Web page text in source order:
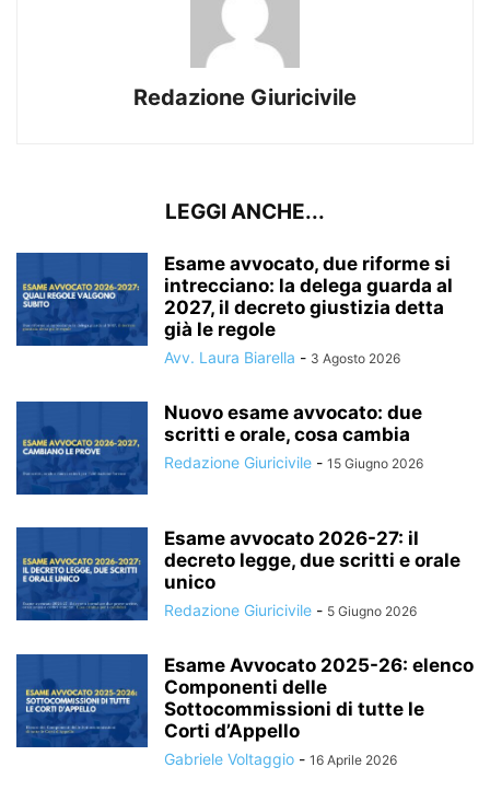
Redazione Giuricivile
LEGGI ANCHE...
Esame avvocato, due riforme si
intrecciano: la delega guarda al
2027, il decreto giustizia detta
già le regole
Avv. Laura Biarella - 3 Agosto 2026
Nuovo esame avvocato: due
scritti e orale, cosa cambia
Redazione Giuricivile - 15 Giugno 2026
Esame avvocato 2026-27: il
decreto legge, due scritti e orale
unico
Redazione Giuricivile - 5 Giugno 2026
Esame Avvocato 2025-26: elenco
Componenti delle
Sottocommissioni di tutte le
Corti d’Appello
Gabriele Voltaggio - 16 Aprile 2026